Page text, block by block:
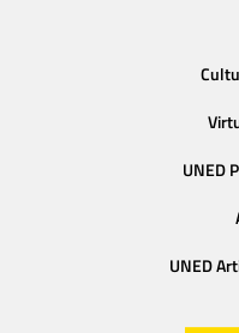
UNED
UNED